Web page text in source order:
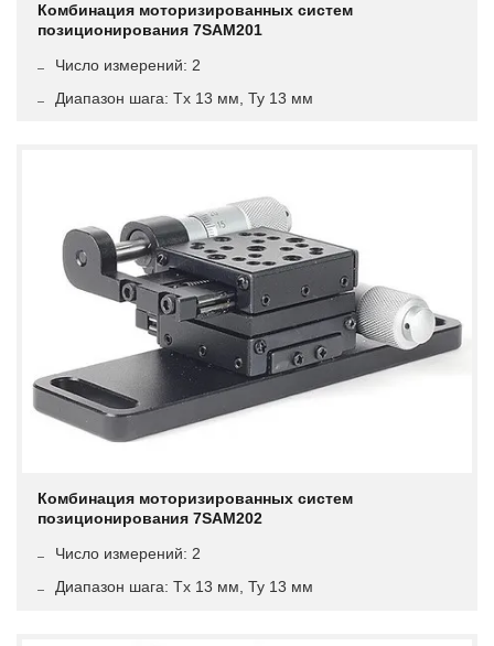
Комбинация моторизированных систем
позиционирования 7SAM201
Число измерений: 2
Диапазон шага: Tx 13 мм, Ty 13 мм
Комбинация моторизированных систем
позиционирования 7SAM202
Число измерений: 2
Диапазон шага: Tx 13 мм, Ty 13 мм